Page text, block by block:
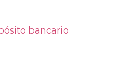
bancario